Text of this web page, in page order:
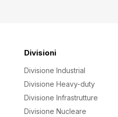
Divisioni
Divisione Industrial
Divisione Heavy-duty
Divisione Infrastrutture
Divisione Nucleare